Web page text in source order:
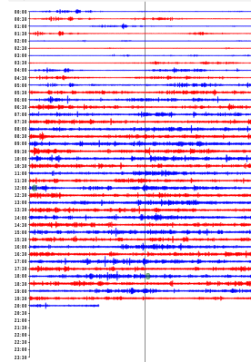
00:00
00:30
01:00
01:30
02:00
02:30
03:00
03:30
04:00
04:30
05:00
05:30
06:00
06:30
07:00
07:30
08:00
08:30
09:00
09:30
10:00
10:30
11:00
11:30
12:00
12:30
13:00
13:30
14:00
14:30
15:00
15:30
16:00
16:30
17:00
17:30
18:00
18:30
19:00
19:30
20:00
20:30
21:00
21:30
22:00
22:30
23:00
23:30